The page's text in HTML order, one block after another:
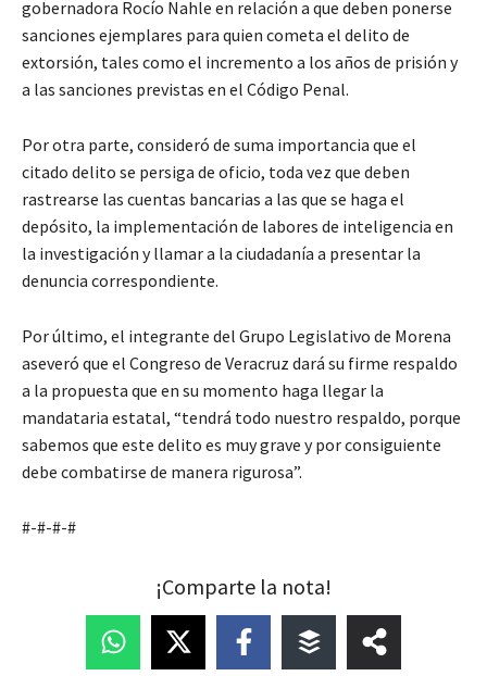
gobernadora Rocío Nahle en relación a que deben ponerse
sanciones ejemplares para quien cometa el delito de
extorsión, tales como el incremento a los años de prisión y
a las sanciones previstas en el Código Penal.
Por otra parte, consideró de suma importancia que el
citado delito se persiga de oficio, toda vez que deben
rastrearse las cuentas bancarias a las que se haga el
depósito, la implementación de labores de inteligencia en
la investigación y llamar a la ciudadanía a presentar la
denuncia correspondiente.
Por último, el integrante del Grupo Legislativo de Morena
aseveró que el Congreso de Veracruz dará su firme respaldo
a la propuesta que en su momento haga llegar la
mandataria estatal, “tendrá todo nuestro respaldo, porque
sabemos que este delito es muy grave y por consiguiente
debe combatirse de manera rigurosa”.
#-#-#-#
¡Comparte la nota!